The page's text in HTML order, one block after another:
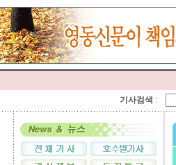
기사검색 :